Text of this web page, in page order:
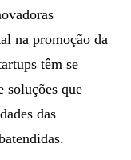
na promoção da
têm se
soluções que
das